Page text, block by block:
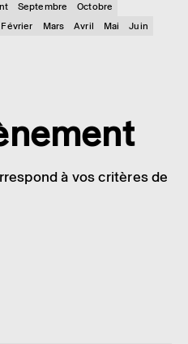
Septembre
Octobre
Février Mars Avril Mai
Juin
à vos critères de